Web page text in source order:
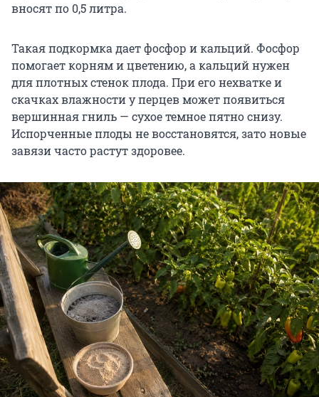
вносят по 0,5 литра.
Такая подкормка дает фосфор и кальций. Фосфор
помогает корням и цветению, а кальций нужен
для плотных стенок плода. При его нехватке и
скачках влажности у перцев может появиться
вершинная гниль — сухое темное пятно снизу.
Испорченные плоды не восстановятся, зато новые
завязи часто растут здоровее.